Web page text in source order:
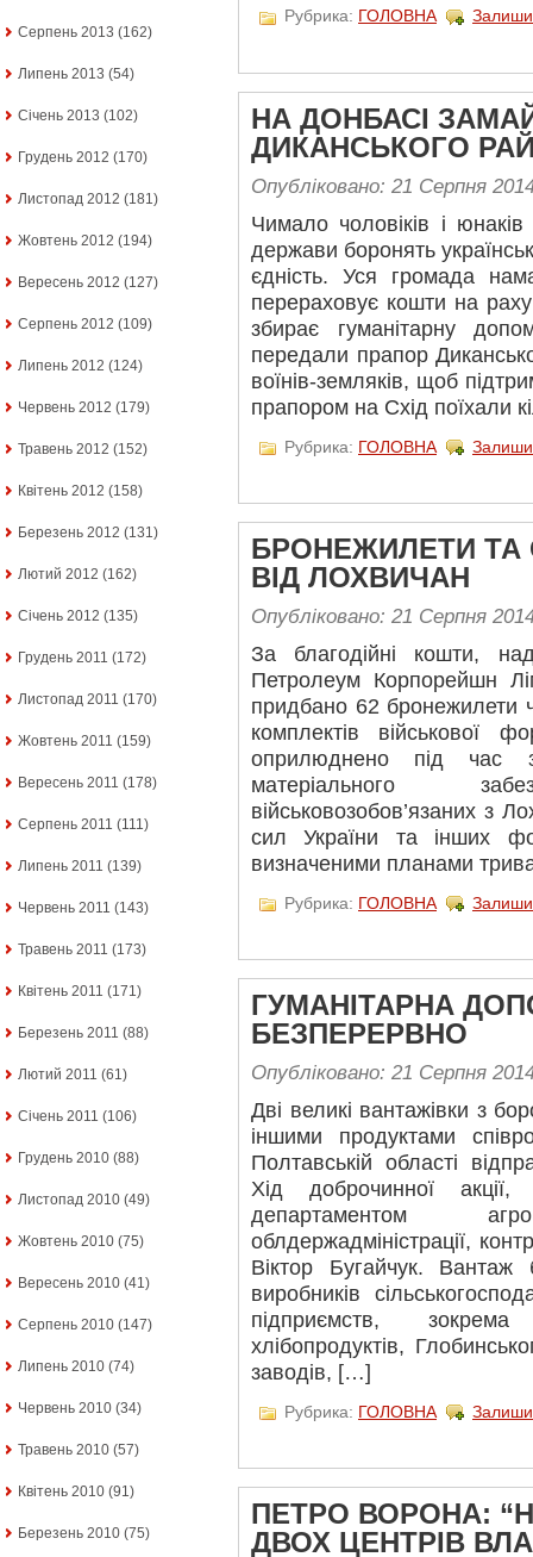
Серпень 2013 (162)
Липень 2013 (54)
Січень 2013 (102)
Грудень 2012 (170)
Листопад 2012 (181)
Жовтень 2012 (194)
Вересень 2012 (127)
Серпень 2012 (109)
Липень 2012 (124)
Червень 2012 (179)
Травень 2012 (152)
Квітень 2012 (158)
Березень 2012 (131)
Лютий 2012 (162)
Січень 2012 (135)
Грудень 2011 (172)
Листопад 2011 (170)
Жовтень 2011 (159)
Вересень 2011 (178)
Серпень 2011 (111)
Липень 2011 (139)
Червень 2011 (143)
Травень 2011 (173)
Квітень 2011 (171)
Березень 2011 (88)
Лютий 2011 (61)
Січень 2011 (106)
Грудень 2010 (88)
Листопад 2010 (49)
Жовтень 2010 (75)
Вересень 2010 (41)
Серпень 2010 (147)
Липень 2010 (74)
Червень 2010 (34)
Травень 2010 (57)
Квітень 2010 (91)
Березень 2010 (75)
Рубрика: ГОЛОВНА
НА ДОНБАСІ
ДИКАНСЬКОГО
Опубліковано: 21 Серпня
Чимало чоловіків і
держави боронять
єдність. Уся громада
перераховує кошти на
збирає гуманітарну
передали прапор
воїнів-земляків, щоб
прапором на Схід поїхали
Рубрика: ГОЛОВНА
БРОНЕЖИЛЕТИ
ВІД ЛОХВИЧАН
Опубліковано: 21 Серпня
За благодійні кошти,
Петролеум Корпорейшн
придбано 62 бронежилети
комплектів військової
оприлюднено під час
матеріального
військовозобов’язаних з
сил України та інших
визначеними планами
Рубрика: ГОЛОВНА
ГУМАНІТАРНА
БЕЗПЕРЕРВНО
Опубліковано: 21 Серпня
Дві великі вантажівки з
іншими продуктами
Полтавській області
Хід доброчинної
департаментом
облдержадміністрації,
Віктор Бугайчук.
виробників
підприємств,
хлібопродуктів,
заводів, […]
Рубрика: ГОЛОВНА
ПЕТРО ВОРОНА:
ДВОХ ЦЕНТРІВ